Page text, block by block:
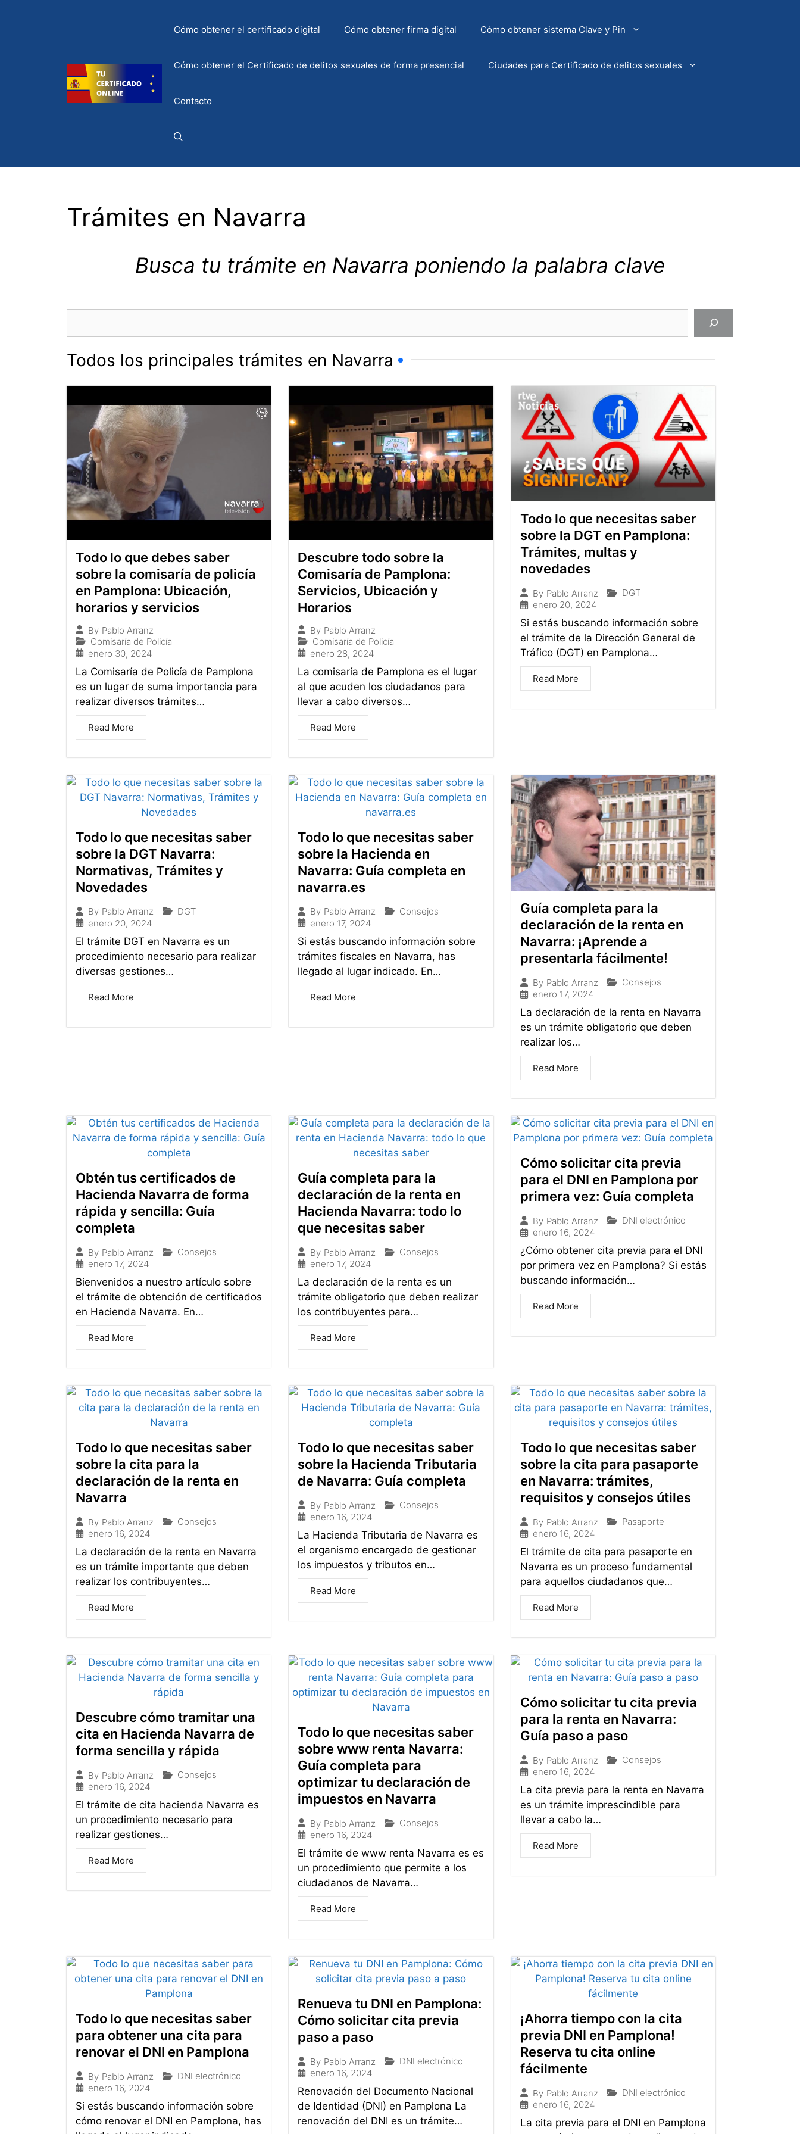
Cómo obtener el certificado digital Cómo obtener firma digital Cómo obtener sistema Clave y Pin
Cómo obtener el Certificado de delitos sexuales de forma presencial Ciudades para Certificado de delitos sexuales
Contacto
Trámites en Navarra
Busca tu trámite en Navarra poniendo la palabra clave
Todos los principales trámites en Navarra
Todo lo que debes saber
sobre la comisaría de policía
en Pamplona: Ubicación,
horarios y servicios
By Pablo Arranz
Comisaría de Policía
enero 30, 2024
La Comisaría de Policía de Pamplona
es un lugar de suma importancia para
realizar diversos trámites…
Read More
Descubre todo sobre la
Comisaría de Pamplona:
Servicios, Ubicación y
Horarios
By Pablo Arranz
Comisaría de Policía
enero 28, 2024
La comisaría de Pamplona es el lugar
al que acuden los ciudadanos para
llevar a cabo diversos…
Read More
Todo lo que necesitas saber
sobre la DGT en Pamplona:
Trámites, multas y
novedades
By Pablo Arranz
DGT
enero 20, 2024
Si estás buscando información sobre
el trámite de la Dirección General de
Tráfico (DGT) en Pamplona…
Read More
Todo lo que necesitas saber
sobre la DGT Navarra:
Normativas, Trámites y
Novedades
By Pablo Arranz
DGT
enero 20, 2024
El trámite DGT en Navarra es un
procedimiento necesario para realizar
diversas gestiones…
Read More
Todo lo que necesitas saber
sobre la Hacienda en
Navarra: Guía completa en
navarra.es
By Pablo Arranz
Consejos
enero 17, 2024
Si estás buscando información sobre
trámites fiscales en Navarra, has
llegado al lugar indicado. En…
Read More
Guía completa para la
declaración de la renta en
Navarra: ¡Aprende a
presentarla fácilmente!
By Pablo Arranz
Consejos
enero 17, 2024
La declaración de la renta en Navarra
es un trámite obligatorio que deben
realizar los…
Read More
Obtén tus certificados de
Hacienda Navarra de forma
rápida y sencilla: Guía
completa
By Pablo Arranz
Consejos
enero 17, 2024
Bienvenidos a nuestro artículo sobre
el trámite de obtención de certificados
en Hacienda Navarra. En…
Read More
Guía completa para la
declaración de la renta en
Hacienda Navarra: todo lo
que necesitas saber
By Pablo Arranz
Consejos
enero 17, 2024
La declaración de la renta es un
trámite obligatorio que deben realizar
los contribuyentes para…
Read More
Cómo solicitar cita previa
para el DNI en Pamplona por
primera vez: Guía completa
By Pablo Arranz
DNI electrónico
enero 16, 2024
¿Cómo obtener cita previa para el DNI
por primera vez en Pamplona? Si estás
buscando información…
Read More
Todo lo que necesitas saber
sobre la cita para la
declaración de la renta en
Navarra
By Pablo Arranz
Consejos
enero 16, 2024
La declaración de la renta en Navarra
es un trámite importante que deben
realizar los contribuyentes…
Read More
Todo lo que necesitas saber
sobre la Hacienda Tributaria
de Navarra: Guía completa
By Pablo Arranz
Consejos
enero 16, 2024
La Hacienda Tributaria de Navarra es
el organismo encargado de gestionar
los impuestos y tributos en…
Read More
Todo lo que necesitas saber
sobre la cita para pasaporte
en Navarra: trámites,
requisitos y consejos útiles
By Pablo Arranz
Pasaporte
enero 16, 2024
El trámite de cita para pasaporte en
Navarra es un proceso fundamental
para aquellos ciudadanos que…
Read More
Descubre cómo tramitar una
cita en Hacienda Navarra de
forma sencilla y rápida
By Pablo Arranz
Consejos
enero 16, 2024
El trámite de cita hacienda Navarra es
un procedimiento necesario para
realizar gestiones…
Read More
Todo lo que necesitas saber
sobre www renta Navarra:
Guía completa para
optimizar tu declaración de
impuestos en Navarra
By Pablo Arranz
Consejos
enero 16, 2024
El trámite de www renta Navarra es es
un procedimiento que permite a los
ciudadanos de Navarra…
Read More
Cómo solicitar tu cita previa
para la renta en Navarra:
Guía paso a paso
By Pablo Arranz
Consejos
enero 16, 2024
La cita previa para la renta en Navarra
es un trámite imprescindible para
llevar a cabo la…
Read More
Todo lo que necesitas saber
para obtener una cita para
renovar el DNI en Pamplona
By Pablo Arranz
DNI electrónico
enero 16, 2024
Si estás buscando información sobre
cómo renovar el DNI en Pamplona, has
Renueva tu DNI en Pamplona:
Cómo solicitar cita previa
paso a paso
By Pablo Arranz
DNI electrónico
enero 16, 2024
Renovación del Documento Nacional
de Identidad (DNI) en Pamplona La
renovación del DNI es un trámite…
¡Ahorra tiempo con la cita
previa DNI en Pamplona!
Reserva tu cita online
fácilmente
By Pablo Arranz
DNI electrónico
enero 16, 2024
La cita previa para el DNI en Pamplona